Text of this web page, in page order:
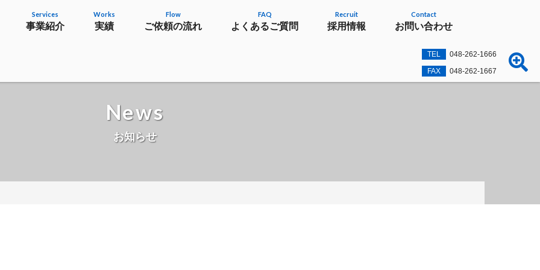
Services
事業紹介
Works
実績
Flow
ご依頼の流れ
FAQ
よくあるご質問
Recruit
採用情報
Contact
お問い合わせ
TEL
048-262-1666
FAX
048-262-1667
News
お知らせ